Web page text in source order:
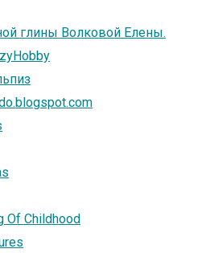
глины Волковой Елены.
Of Childhood